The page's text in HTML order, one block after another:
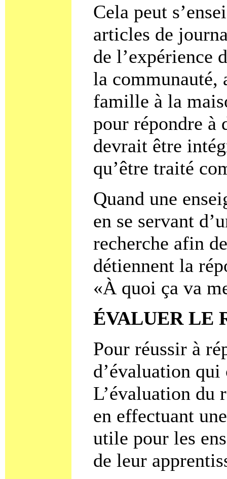
Cela peut
articles de
de l’expérience
la communauté,
famille à la
pour répondre à
devrait être
qu’être traité
Quand une
en se servant
recherche afin
détiennent la
«À quoi ça va
ÉVALUER LE
Pour réussir à
d’évaluation
L’évaluation du
en effectuant
utile pour les
de leur